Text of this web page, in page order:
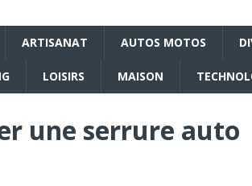
ARTISANAT AUTOS MOTOS
LOISIRS MAISON
une serrure auto